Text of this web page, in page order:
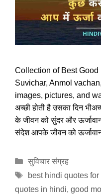
Collection of Best Good
Suvichar, Anmol
images, pictures, and
अच्छी होती है उसका दिन
के जीवन को सुंदर और
संदेश आपके जीवन को
Categories
सुविचार संग्रह
Tags
best hindi quotes for
quotes in hindi, good